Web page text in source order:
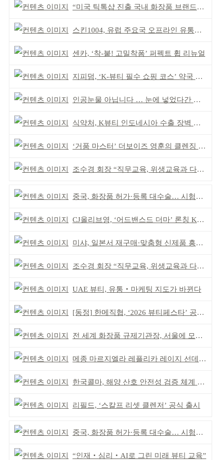
“미국 틱톡샵 진출 국내 화장품 브랜드에 풀필먼트”
스킨1004, 유럽 주요국 오프라인 유통망 확대
센카, ‘착-붙! 고밀착폼’ 퍼펙트 휩 리뉴얼
지피덤, ‘K-뷰티 필수 쇼핑 코스’ 약국 공략
인공눈물 아닙니다 … 눈에 넣었다간 각막 손상
식약처, K뷰티 인도네시아 수출 장벽 완화 성과
‘거품 마스터’ 더보이즈 영훈의 클렌징 비결은?
조수경 회장 “직무교육, 위생교육과 다르다”
중국, 화장품 허가·등록 대수술… 시험자료 공용 허용
CJ올리브영, ‘어드밴스드 더마’ 론칭 K더마 육성 박차
미샤, 일본서 재구매·맞춤형 신제품 흥행 ‘쌍끌이’
조수경 회장 “직무교육, 위생교육과 다르다”
UAE 뷰티, 유통‧마케팅 지도가 바뀐다
[동정] 한메직협, ‘2026 뷰티페스타’ 공동 주최
전 세계 화장품 규제기관장, 서울에 모인다
메종 마르지엘라 레플리카 레이지 선데이 모닝 디퓨저
한국콜마, 해양 산호 안전성 검증 체계 구축
리필드, ‘스칼프 리셋 클렌저’ 공식 출시
중국, 화장품 허가·등록 대수술… 시험자료 공용 허용
“인재‧심리‧AI로 그린 미래 뷰티 교육”